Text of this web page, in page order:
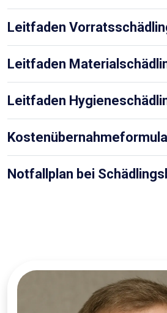
Leitfaden
Leitfaden
Leitfaden
Notfallplan bei